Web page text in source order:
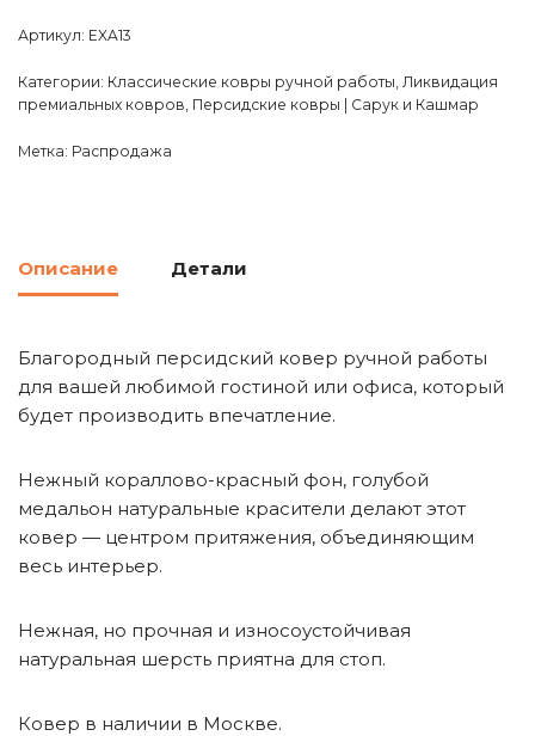
Артикул: EXA13
Категории: Классические ковры ручной работы Ликвидация
премиальных ковров Персидские ковры | Сарук и Кашмар
Метка: Распродажа
Описание Детали
Благородный персидский ковер ручной работы
для вашей любимой гостиной или офиса, который
будет производить впечатление.
Нежный кораллово-красный фон, голубой
медальон натуральные красители делают этот
ковер — центром притяжения, объединяющим
весь интерьер.
Нежная, но прочная и износоустойчивая
натуральная шерсть приятна для стоп.
Ковер в наличии в Москве.